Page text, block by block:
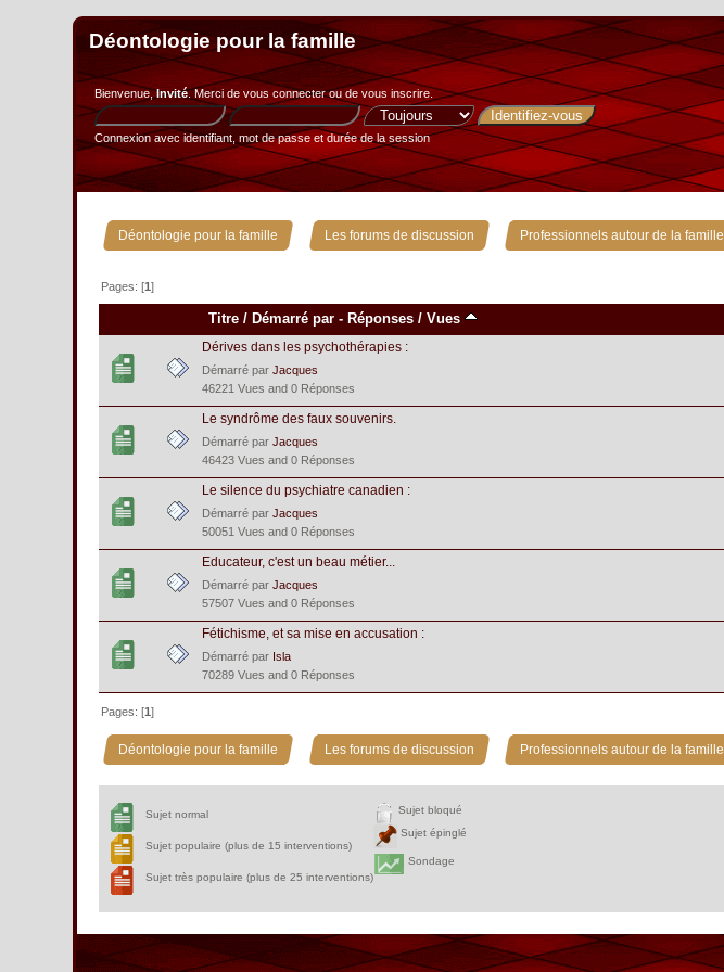
Déontologie pour la famille
Bienvenue,Invité. Merci devous connecterou devous inscrire.
Connexion avec identifiant, mot de passe et durée de la session
Déontologie pour la famille » Les forums de discussion » Professionnels autour de la famille
Pages: [1]
Titre / Démarré par - Réponses /Vues
Dérives dans les psychothérapies :
Démarré parJacques
46221 Vues and 0 Réponses
Le syndrôme des faux souvenirs.
Démarré parJacques
46423 Vues and 0 Réponses
Le silence du psychiatre canadien :
Démarré parJacques
50051 Vues and 0 Réponses
Educateur, c'est un beau métier...
Démarré parJacques
57507 Vues and 0 Réponses
Fétichisme, et sa mise en accusation :
Démarré par Isla
70289 Vues and 0 Réponses
Pages: [1]
Déontologie pour la famille » Les forums de discussion » Professionnels autour de la famille
Sujet normal
Sujet populaire (plus de 15 interventions)
Sujet très populaire (plus de 25 interventions)
Sujet bloqué
Sujet épinglé
Sondage